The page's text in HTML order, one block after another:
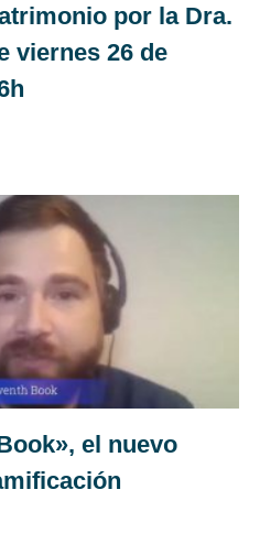
por la Dra.
viernes 26 de
el nuevo